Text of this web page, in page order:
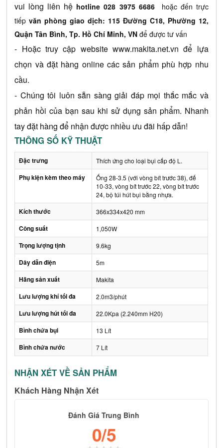
vui lòng liên hệ hotline 028 3975 6686 hoặc đến trực
tiếpvăn phòng giao dịch: 115 Đường C18, Phường 12,
Quận Tân Bình, Tp. Hồ Chí Minh, VN để được tư vấn
- Hoặc truy cập websitewww.makita.net.vn để lựa
chọn và đặt hàng online các sản phẩm phù hợp nhu
cầu.
- Chúng tôi luôn sẵn sàng giải đáp mọi thắc mắc và
phản hồi của bạn sau khi sử dụng sản phẩm. Nhanh
tay đặt hàng để nhận được nhiều ưu đãi hấp dẫn!
THÔNG SỐ KỸ THUẬT
Đặc trưng Thích ứng cho loại bụi cấp độ L.
Phụ kiện kèm theo máy
Ống 28-3.5 (với vòng bít trước 38), đế
10-33, vòng bít trước 22, vòng bít trước
24, bộ túi hút bụi bằng nhựa.
Kích thước 366x334x420 mm
Công suất 1,050W
Trọng lượng tịnh 9.6kg
Dây dẫn điện 5m
Hãng sản xuất Makita
Lưu lượng khí tối đa 2.0m3/phút
Lưu lượng hút tối đa 22.0Kpa (2.240mm H20)
Bình chứa bụi 13 Lít
Bình chứa nước 7 Lít
NHẬN XÉT VỀ SẢN PHẨM
Khách Hàng Nhận Xét
Đánh Giá Trung Bình
0/5